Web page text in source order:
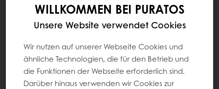
WILLKOMMEN BEI PURATOS
Unsere Website verwendet Cookies
Wir nutzen auf unserer Webseite Cookies und
ähnliche Technologien, die für den Betrieb und
die Funktionen der Webseite erforderlich sind.
Darüber hinaus verwenden wir Cookies zur